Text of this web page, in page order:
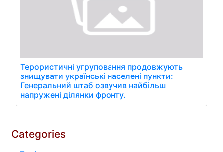
Терористичні угруповання продовжують
знищувати українські населені пункти:
Генеральний штаб озвучив найбільш
напружені ділянки фронту.
Categories